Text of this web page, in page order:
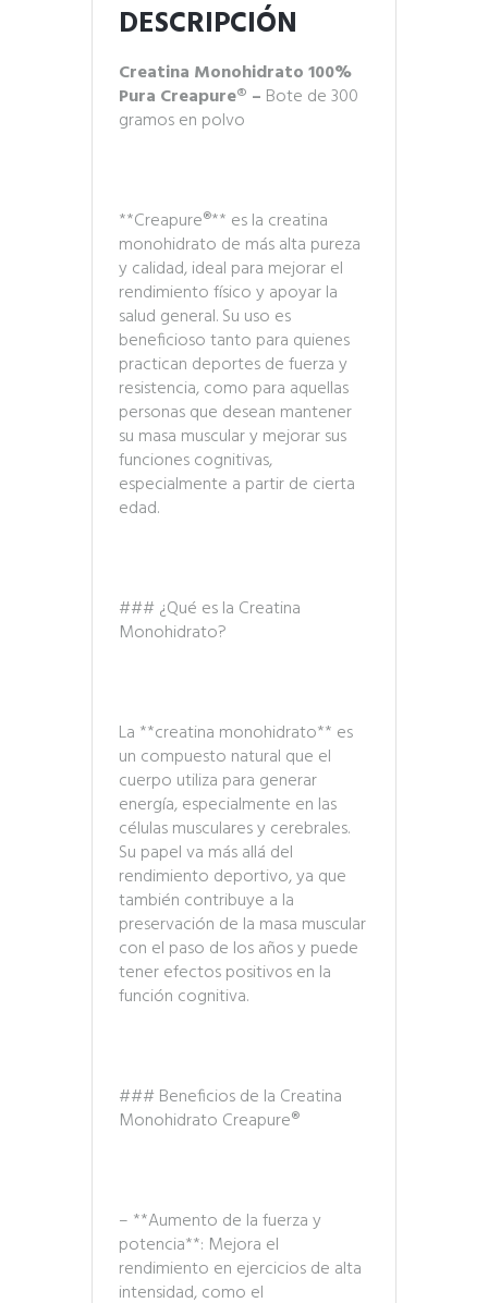
DESCRIPCIÓN
Creatina Monohidrato 100%
Pura Creapure® – Bote de 300
gramos en polvo
**Creapure®** es la creatina
monohidrato de más alta pureza
y calidad, ideal para mejorar el
rendimiento físico y apoyar la
salud general. Su uso es
beneficioso tanto para quienes
practican deportes de fuerza y
resistencia, como para aquellas
personas que desean mantener
su masa muscular y mejorar sus
funciones cognitivas,
especialmente a partir de cierta
edad.
### ¿Qué es la Creatina
Monohidrato?
La **creatina monohidrato** es
un compuesto natural que el
cuerpo utiliza para generar
energía, especialmente en las
células musculares y cerebrales.
Su papel va más allá del
rendimiento deportivo, ya que
también contribuye a la
preservación de la masa muscular
con el paso de los años y puede
tener efectos positivos en la
función cognitiva.
### Beneficios de la Creatina
Monohidrato Creapure®
– **Aumento de la fuerza y
potencia**: Mejora el
rendimiento en ejercicios de alta
intensidad, como el